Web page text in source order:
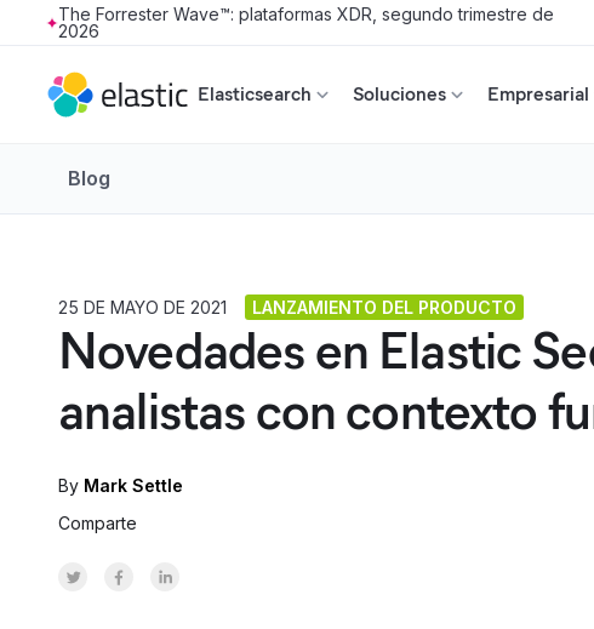
Skip to main content
The Forrester Wave™: plataformas XDR, segundo trimestre de
2026
Elasticsearch Soluciones Empresarial
Blog
25 DE MAYO DE 2021 LANZAMIENTO DEL PRODUCTO
Novedades en Elastic
analistas con contexto
By Mark Settle
Comparte
Share on Twitter
Share on Facebook
Share on LinkedInr